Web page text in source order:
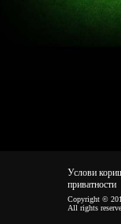
Услови
приватности|
Copyright ©
All rights